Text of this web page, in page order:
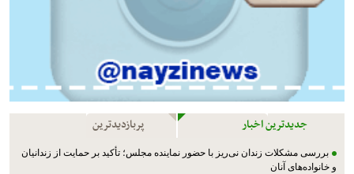
جدیدترین اخبار پربازدیدترین
بررسی مشکلات زندان نی‌ریز با حضور نماینده مجلس؛ تأکید بر حمایت از زندانیان
و خانواده‌های آنان